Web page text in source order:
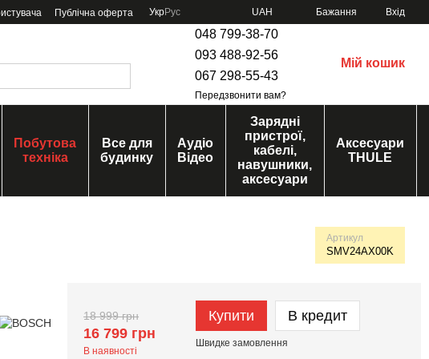
Публічна оферта УкрРус UAH Бажання Вхід
048 799-38-70
093 488-92-56
067 298-55-43
Передзвонити вам?
Мій кошик
Побутова
техніка
Все для
будинку
Аудіо
Відео
Зарядні
пристрої,
кабелі,
навушники,
аксесуари
Аксесуари
THULE
Артикул
SMV24AX00K
18 999 грн
16 799 грн
В наявності
Купити В кредит
Швидкезамовлення